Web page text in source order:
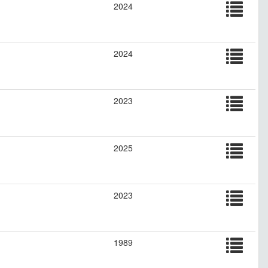
2024
2024
2023
2025
2023
1989